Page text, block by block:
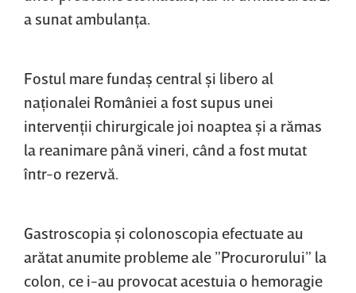
a sunat ambulanţa.
Fostul mare fundaş central şi libero al
naţionalei României a fost supus unei
intervenţii chirurgicale joi noaptea şi a rămas
la reanimare până vineri, când a fost mutat
într-o rezervă.
Gastroscopia şi colonoscopia efectuate au
arătat anumite probleme ale ”Procurorului” la
colon, ce i-au provocat acestuia o hemoragie